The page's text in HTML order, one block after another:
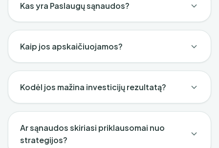
Kas yra Paslaugų sąnaudos?
Kaip jos apskaičiuojamos?
Kodėl jos mažina investicijų rezultatą?
Ar sąnaudos skiriasi priklausomai nuo
strategijos?